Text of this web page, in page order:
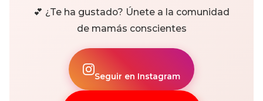
💕 ¿Te ha gustado? Únete a la comunidad
de mamás conscientes
Seguir en Instagram